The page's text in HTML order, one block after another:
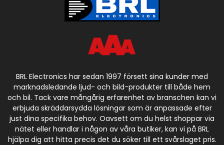
BRL Electronics har sedan 1997 försett sina kunder med
marknadsledande ljud- och bild-produkter till både hem
och bil. Tack vare mångårig erfarenhet av branschen kan vi
erbjuda skräddarsydda lösningar som är anpassade efter
just dina specifika behov. Oavsett om du helst shoppar via
nätet eller handlar i någon av våra butiker, kan vi på BRL
hjälpa dig att hitta precis det du söker till ett svårslaget pris.